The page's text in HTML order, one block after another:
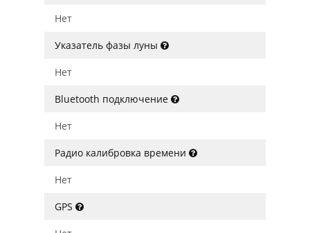
Нет
Указатель фазы луны
Нет
Bluetooth подключение
Нет
Радио калибровка времени
Нет
GPS